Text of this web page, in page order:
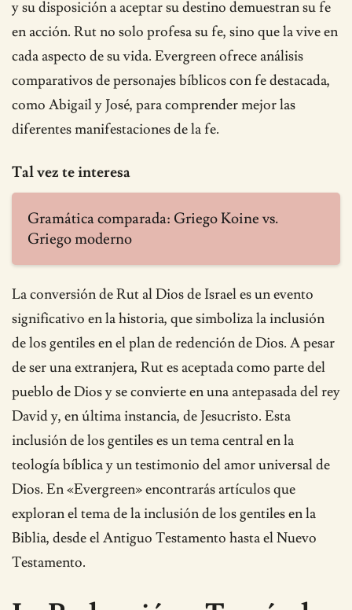
y su disposición a aceptar su destino demuestran su fe
en acción. Rut no solo profesa su fe, sino que la vive en
cada aspecto de su vida. Evergreen ofrece análisis
comparativos de personajes bíblicos con fe destacada,
como Abigail y José, para comprender mejor las
diferentes manifestaciones de la fe.
Tal vez te interesa
Gramática comparada: Griego Koine vs.
Griego moderno
La conversión de Rut al Dios de Israel es un evento
significativo en la historia, que simboliza la inclusión
de los gentiles en el plan de redención de Dios. A pesar
de ser una extranjera, Rut es aceptada como parte del
pueblo de Dios y se convierte en una antepasada del rey
David y, en última instancia, de Jesucristo. Esta
inclusión de los gentiles es un tema central en la
teología bíblica y un testimonio del amor universal de
Dios. En «Evergreen» encontrarás artículos que
exploran el tema de la inclusión de los gentiles en la
Biblia, desde el Antiguo Testamento hasta el Nuevo
Testamento.